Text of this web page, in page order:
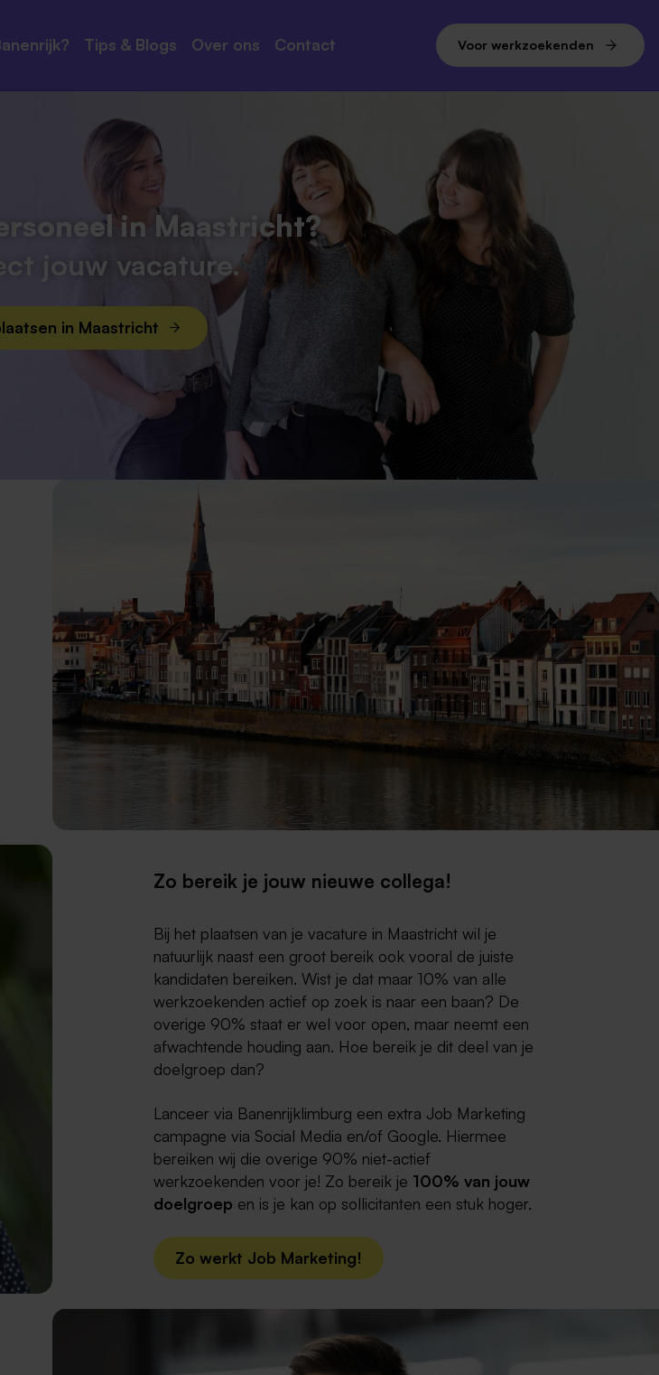
Tips & Blogs Over ons Contact
Veelgestelde vragen
Voor werkzoekenden
in Maastricht?
jouw vacature.
in Maastricht
Zo bereik je jouw nieuwe collega!
Bij het plaatsen van je vacature in Maastricht wil je
natuurlijk naast een groot bereik ook vooral de juiste
kandidaten bereiken. Wist je dat maar 10% van alle
werkzoekenden actief op zoek is naar een baan? De
overige 90% staat er wel voor open, maar neemt een
afwachtende houding aan. Hoe bereik je dit deel van je
doelgroep dan?
Lanceer via Banenrijklimburg een extra Job Marketing
campagne via Social Media en/of Google. Hiermee
bereiken wij die overige 90% niet-actief
werkzoekenden voor je! Zo bereik je 100% van jouw
doelgroep en is je kan op sollicitanten een stuk hoger.
Zo werkt Job Marketing!